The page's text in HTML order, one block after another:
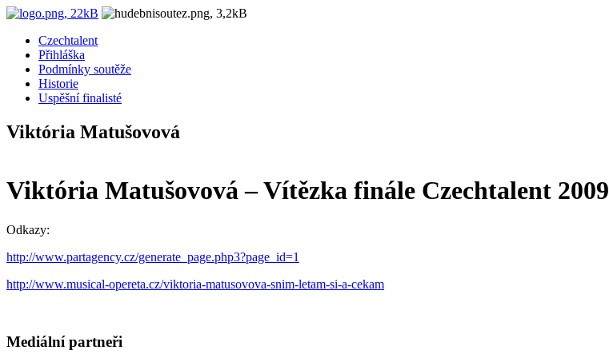
Czechtalent
Přihláška
Podmínky soutěže
Historie
Uspěšní finalisté
Viktória Matušovová
Viktória Matušovová – Vítězka finále Czechtalent 2009
Odkazy:
http://www.partagency.cz/generate_page.php3?page_id=1
http://www.musical-opereta.cz/viktoria-matusovova-snim-letam-si-a-cekam
Mediální partneři